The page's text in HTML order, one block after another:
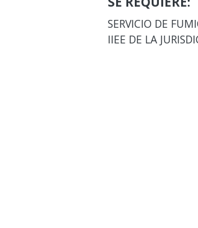
SERVICIO DE
IIEE DE LA